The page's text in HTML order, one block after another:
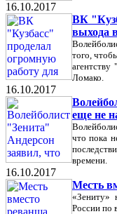
16.10.2017
ВК
выхода
того,
Ломако.
16.10.2017
еще не
что пока
времени.
16.10.2017
Месть
«Зениту»
России по